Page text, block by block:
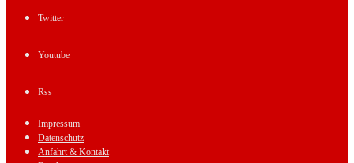
Twitter
Youtube
Rss
Impressum
Datenschutz
Anfahrt & Kontakt